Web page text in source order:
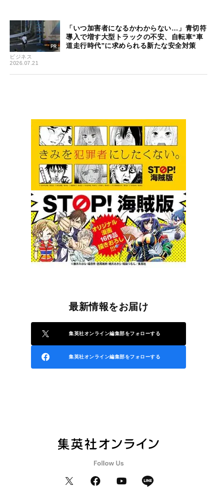
ビジネス
2026.07.21
「いつ加害者になるかわからない…」青切符
導入で増す大型トラックの不安、自転車“車
道走行時代”に求められる新たな安全対策
最新情報をお届け
集英社オンライン編集部をフォローする
集英社オンライン編集部をフォローする